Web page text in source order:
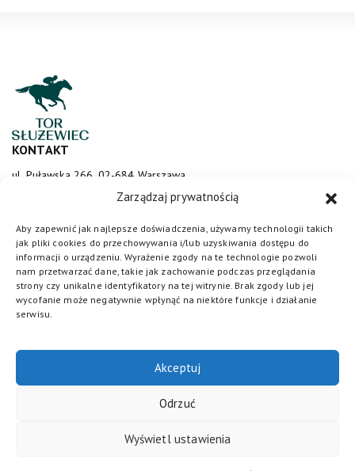
Zarządzaj prywatnością
Aby zapewnić jak najlepsze doświadczenia, używamy technologii takich
jak pliki cookies do przechowywania i/lub uzyskiwania dostępu do
informacji o urządzeniu. Wyrażenie zgody na te technologie pozwoli
nam przetwarzać dane, takie jak zachowanie podczas przeglądania
strony czy unikalne identyfikatory na tej witrynie. Brak zgody lub jej
wycofanie może negatywnie wpłynąć na niektóre funkcje i działanie
serwisu.
Akceptuj
Odrzuć
Wyświetl ustawienia
KONTAKT
ul. Puławska 266, 02-684 Warszawa
sluzewiec@totalizator.pl
KONTAKT DLA MEDIÓW
media@torsluzewiec.pl
DOŁĄCZ DO NAS